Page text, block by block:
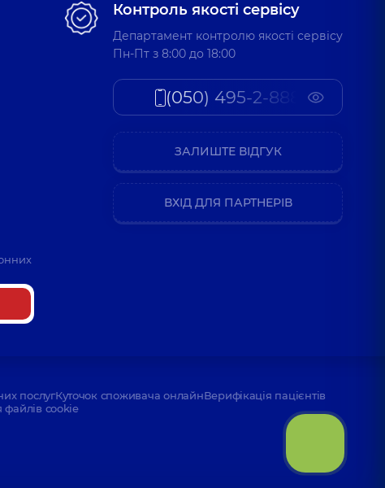
Контроль якості сервісу
Департамент контролю якості сервісу
Пн-Пт з 8:00 до 18:00
(050) 495-2-888
ЗАЛИШТЕ ВІДГУК
ВХІД ДЛЯ ПАРТНЕРІВ
послугКуточок споживача онлайнВерифікація пацієнтів
файлів cookie